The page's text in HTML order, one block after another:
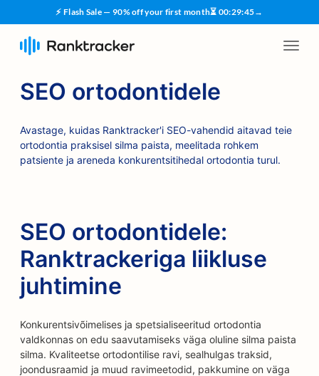
⚡ Flash Sale — 90% off your first month⏳ 00:29:45→
SEO ortodontidele
Avastage, kuidas Ranktracker'i SEO-vahendid aitavad teie
ortodontia praksisel silma paista, meelitada rohkem
patsiente ja areneda konkurentsitihedal ortodontia turul.
SEO ortodontidele:
Ranktrackeriga liikluse
juhtimine
Konkurentsivõimelises ja spetsialiseeritud ortodontia
valdkonnas on edu saavutamiseks väga oluline silma paista
silma. Kvaliteetse ortodontilise ravi, sealhulgas traksid,
joondusraamid ja muud ravimeetodid, pakkumine on väga